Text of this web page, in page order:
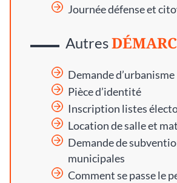
Journée défense et
Autres
Demande d’urbanisme
Pièce d’identité
Inscription listes
Location de salle et
Demande de
municipales
Comment se passe le